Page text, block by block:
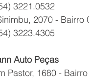
3221.0532
2070 - Bairro
3223.4305
Auto Peças
Pastor, 1680 -